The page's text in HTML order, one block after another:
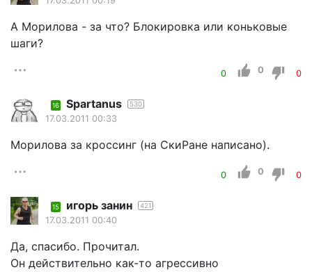
А Морилова - за что? Блокировка или коньковые
шаги?
0 0 0
16 Spartanus 530
17.03.2011 00:33
Морилова за кроссинг (на СкиРане написано).
0 0 0
15 игорь занин 421
17.03.2011 00:40
Да, спасибо. Прочитал.
Он действительно как-то агрессивно